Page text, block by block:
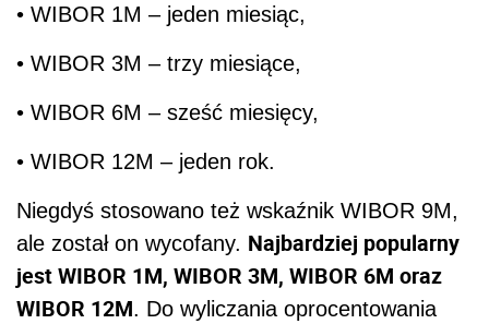
• WIBOR 1M – jeden miesiąc,
• WIBOR 3M – trzy miesiące,
• WIBOR 6M – sześć miesięcy,
• WIBOR 12M – jeden rok.
Niegdyś stosowano też wskaźnik WIBOR 9M,
ale został on wycofany. Najbardziej popularny
jest WIBOR 1M, WIBOR 3M, WIBOR 6M oraz
WIBOR 12M. Do wyliczania oprocentowania